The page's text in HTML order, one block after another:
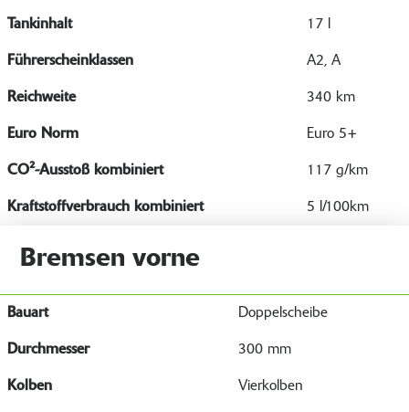
Tankinhalt 17 l
Führerscheinklassen A2, A
Reichweite 340 km
Euro Norm Euro 5+
CO²-Ausstoß kombiniert 117 g/km
Kraftstoffverbrauch kombiniert 5 l/100km
Bremsen vorne
Bauart Doppelscheibe
Durchmesser 300 mm
Kolben Vierkolben